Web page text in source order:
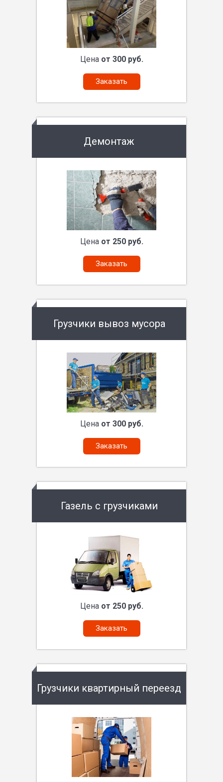
Цена от 300 руб.
Заказать
Демонтаж
Цена от 250 руб.
Заказать
Грузчики вывоз мусора
Цена от 300 руб.
Заказать
Газель с грузчиками
Цена от 250 руб.
Заказать
Грузчики квартирный переезд